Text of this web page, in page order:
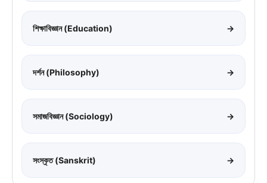
শিক্ষাবিজ্ঞান (Education) →
দর্শন (Philosophy) →
সমাজবিজ্ঞান (Sociology) →
সংস্কৃত (Sanskrit) →